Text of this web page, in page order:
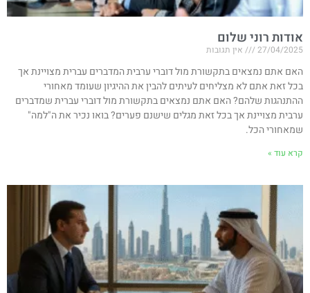
אודות רוני שלום
27/04/2025 אין תגובות
האם אתם נמצאים בתקשורת מול דוברי ערבית המדברים עברית מצויינת אך
בכל זאת אתם לא מצליחים לעיתים להבין את ההיגיון שעומד מאחורי
ההתנהגות שלהם? האם אתם נמצאים בתקשורת מול דוברי עברית שמדברים
ערבית מצויינת אך בכל זאת מגלים שישנם פערים? בואו נכיר את ה"למה"
שמאחורי הכל.
קרא עוד »